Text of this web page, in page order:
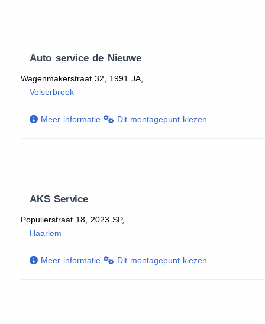
Auto service de Nieuwe
Wagenmakerstraat 32, 1991 JA,
Velserbroek
Meer informatie Dit montagepunt kiezen
AKS Service
Populierstraat 18, 2023 SP,
Haarlem
Meer informatie Dit montagepunt kiezen